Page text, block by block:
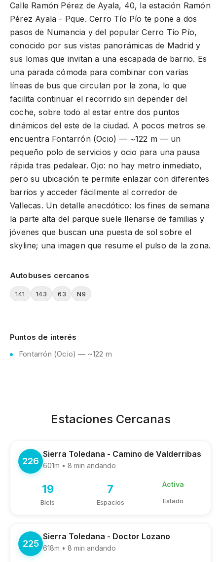
Calle Ramón Pérez de Ayala, 40, la estación Ramón
Pérez Ayala - Pque. Cerro Tío Pío te pone a dos
pasos de Numancia y del popular Cerro Tío Pío,
conocido por sus vistas panorámicas de Madrid y
sus lomas que invitan a una escapada de barrio. Es
una parada cómoda para combinar con varias
líneas de bus que circulan por la zona, lo que
facilita continuar el recorrido sin depender del
coche, sobre todo al estar entre dos puntos
dinámicos del este de la ciudad. A pocos metros se
encuentra Fontarrón (Ocio) — ~122 m — un
pequeño polo de servicios y ocio para una pausa
rápida tras pedalear. Ojo: no hay metro inmediato,
pero su ubicación te permite enlazar con diferentes
barrios y acceder fácilmente al corredor de
Vallecas. Un detalle anecdótico: los fines de semana
la parte alta del parque suele llenarse de familias y
jóvenes que buscan una puesta de sol sobre el
skyline; una imagen que resume el pulso de la zona.
Autobuses cercanos
141 143 63 N9
Puntos de interés
Fontarrón (Ocio) — ~122 m
Estaciones Cercanas
226
Sierra Toledana - Camino de Valderribas
601m • 8 min andando
19
Bicis
7
Espacios
Activa
Estado
225
Sierra Toledana - Doctor Lozano
618m • 8 min andando